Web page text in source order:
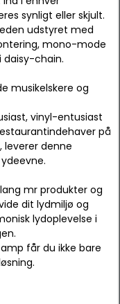
synligt eller skjult.
udstyret med
mono-mode
chain.
musikelskere og
vinyl-entusiast
på
leverer denne
mr produkter og
dit lydmiljø og
lydoplevelse i
får du ikke bare